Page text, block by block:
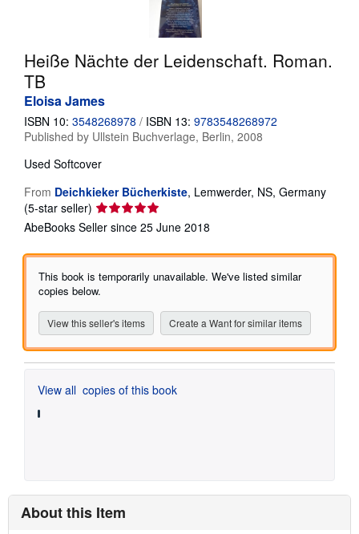
Heiße Nächte der Leidenschaft. Roman.
TB
Eloisa James
ISBN 10: 3548268978 / ISBN 13: 9783548268972
Published by Ullstein Buchverlage, Berlin, 2008
Used Softcover
From Deichkieker Bücherkiste, Lemwerder, NS, Germany
(5-star seller) Seller
rating
out
of
5
AbeBooks Seller since 25 June 2018
This book is temporarily unavailable. We've listed similar
copies below.
View this seller's items Create a Want for similar items
View all copies of this book
About this Item